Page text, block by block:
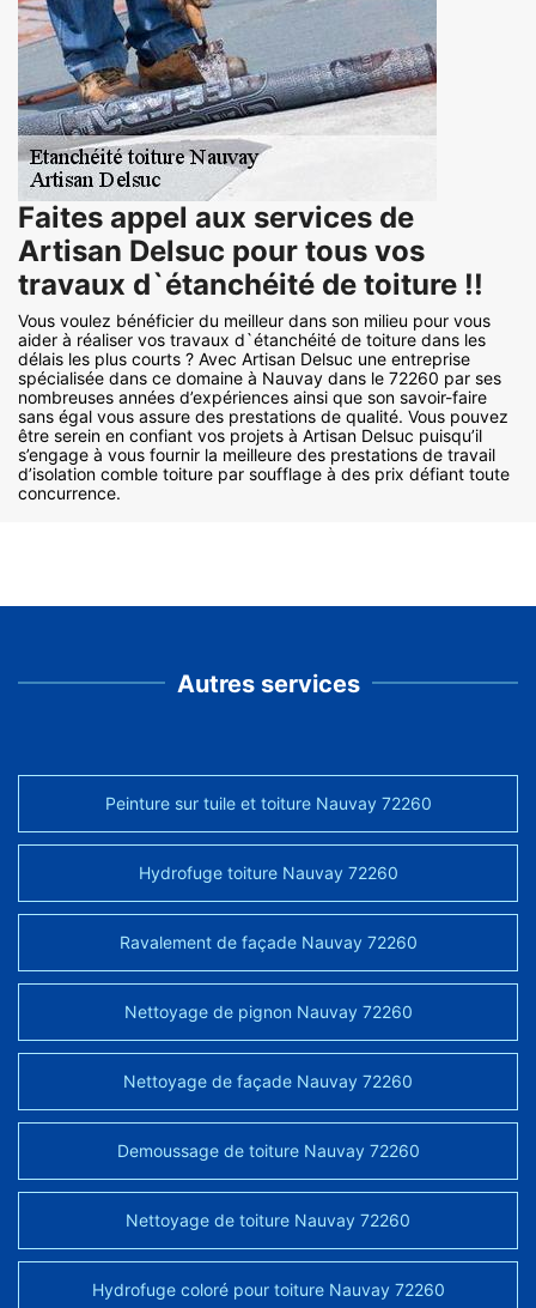
Faites appel aux services de
Artisan Delsuc pour tous vos
travaux d`étanchéité de toiture !!
Vous voulez bénéficier du meilleur dans son milieu pour vous
aider à réaliser vos travaux d`étanchéité de toiture dans les
délais les plus courts ? Avec Artisan Delsuc une entreprise
spécialisée dans ce domaine à Nauvay dans le 72260 par ses
nombreuses années d’expériences ainsi que son savoir-faire
sans égal vous assure des prestations de qualité. Vous pouvez
être serein en confiant vos projets à Artisan Delsuc puisqu’il
s’engage à vous fournir la meilleure des prestations de travail
d’isolation comble toiture par soufflage à des prix défiant toute
concurrence.
Autres services
Peinture sur tuile et toiture Nauvay 72260
Hydrofuge toiture Nauvay 72260
Ravalement de façade Nauvay 72260
Nettoyage de pignon Nauvay 72260
Nettoyage de façade Nauvay 72260
Demoussage de toiture Nauvay 72260
Nettoyage de toiture Nauvay 72260
Hydrofuge coloré pour toiture Nauvay 72260